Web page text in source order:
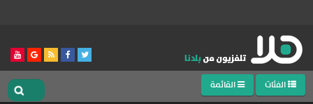
الفئات القائمة